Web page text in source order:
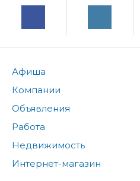
Афиша
Компании
Объявления
Работа
Недвижимость
Интернет-магазин